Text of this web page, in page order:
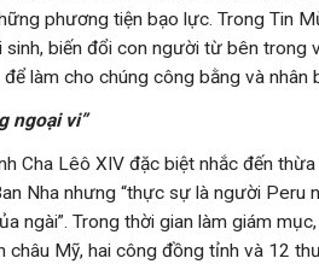
phương tiện bạo lực. Trong Tin
biến đổi con người từ bên trong
làm cho chúng công bằng và nhân
ngoại vi”
Cha Lêô XIV đặc biệt nhắc đến
Nha nhưng “thực sự là người Peru
ngài”. Trong thời gian làm giám
Mỹ, hai công đồng tỉnh và 12